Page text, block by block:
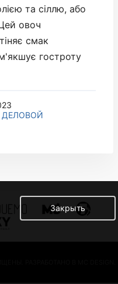
та сіллю, або
овоч
смак
гостроту
- ДЕЛОВОЙ
РАЗРАБОТАНО В MC DESIGN.
Закрыть